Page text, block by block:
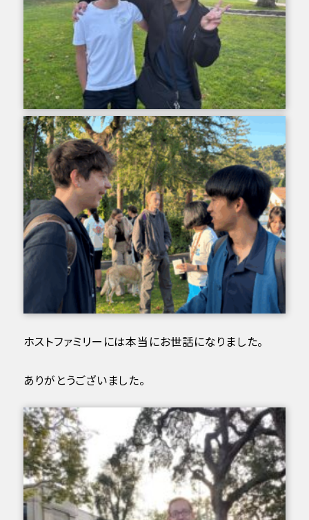
ホストファミリーには本当にお世話になりました。
ありがとうございました。